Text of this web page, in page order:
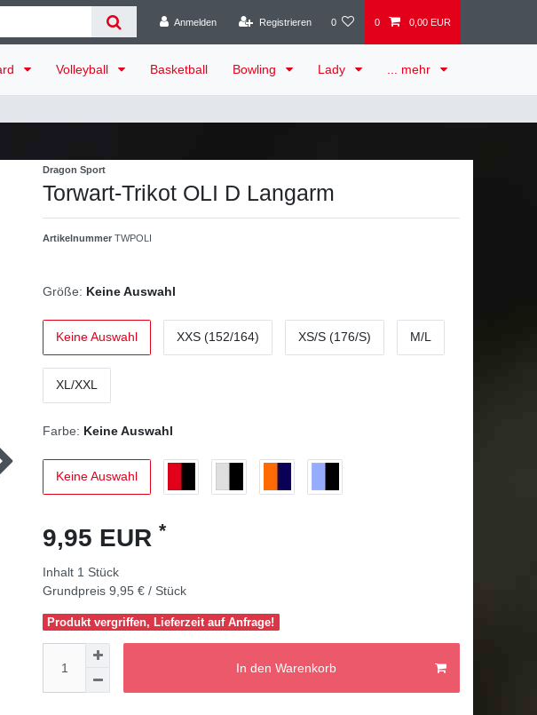
Anmelden
Registrieren 0 0 0,00 EUR
Volleyball Basketball Bowling Lady ... mehr
Dragon Sport
Torwart-Trikot OLI D Langarm
Artikelnummer TWPOLI
Größe: Keine Auswahl
Keine Auswahl XXS (152/164) XS/S (176/S) M/L
XL/XXL
Farbe: Keine Auswahl
Keine Auswahl
9,95 EUR *
Inhalt 1 Stück
Grundpreis 9,95 € / Stück
Produkt vergriffen, Lieferzeit auf Anfrage!
In den Warenkorb